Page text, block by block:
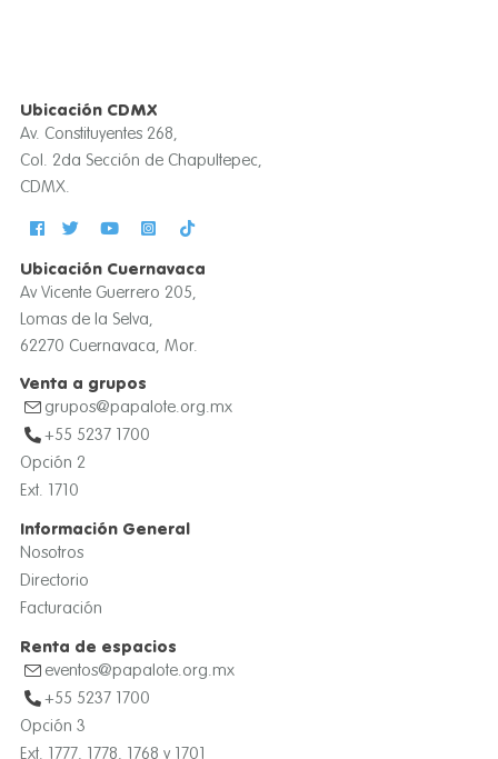
Ubicación CDMX
Av. Constituyentes 268,
Col. 2da Sección de Chapultepec,
CDMX.
Ubicación Cuernavaca
Av Vicente Guerrero 205,
Lomas de la Selva,
62270 Cuernavaca, Mor.
Venta a grupos
grupos@papalote.org.mx
+55 5237 1700
Opción 2
Ext. 1710
Información General
Nosotros
Directorio
Facturación
Renta de espacios
eventos@papalote.org.mx
+55 5237 1700
Opción 3
Ext. 1777, 1778, 1768 y 1701